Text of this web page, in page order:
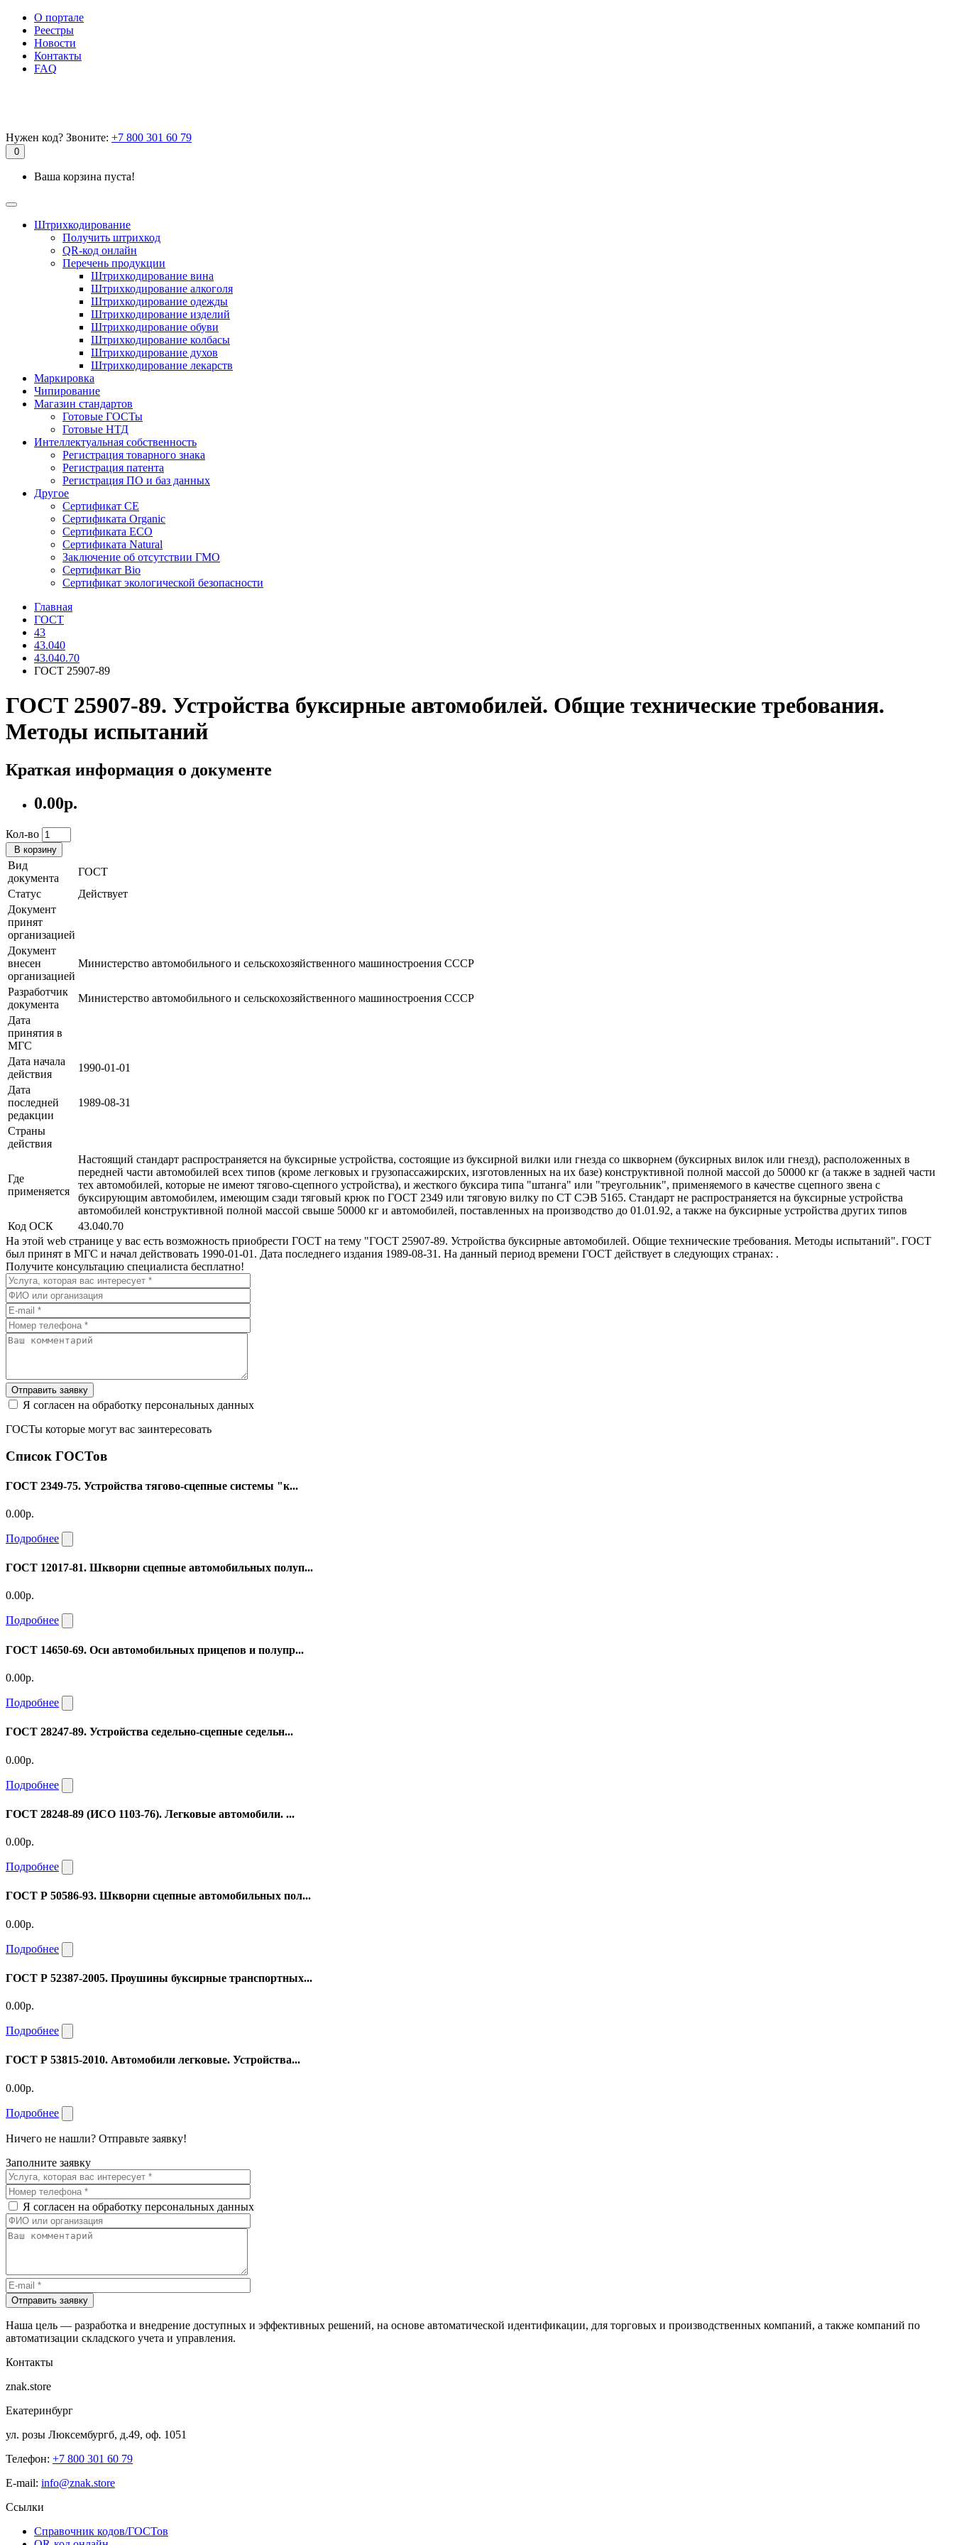
О портале
Реестры
Новости
Контакты
FAQ
Нужен код? Звоните: +7 800 301 60 79
0
Ваша корзина пуста!
Штрихкодирование
Получить штрихкод
QR-код онлайн
Перечень продукции
Штрихкодирование вина
Штрихкодирование алкоголя
Штрихкодирование одежды
Штрихкодирование изделий
Штрихкодирование обуви
Штрихкодирование колбасы
Штрихкодирование духов
Штрихкодирование лекарств
Маркировка
Чипирование
Магазин стандартов
Готовые ГОСТы
Готовые НТД
Интеллектуальная собственность
Регистрация товарного знака
Регистрация патента
Регистрация ПО и баз данных
Другое
Сертификат СЕ
Сертификата Organic
Сертификата ECO
Сертификата Natural
Заключение об отсутствии ГМО
Сертификат Bio
Сертификат экологической безопасности
Главная
ГОСТ
43
43.040
43.040.70
ГОСТ 25907-89
ГОСТ 25907-89. Устройства буксирные автомобилей. Общие технические требования.
Методы испытаний
Краткая информация о документе
0.00р.
Кол-во
В корзину
Вид
документа
ГОСТ
Статус
Действует
Документ
принят
организацией
Документ
внесен
организацией
Министерство автомобильного и сельскохозяйственного машиностроения СССР
Разработчик
документа
Министерство автомобильного и сельскохозяйственного машиностроения СССР
Дата
принятия в
МГС
Дата начала
действия
1990-01-01
Дата
последней
редакции
1989-08-31
Страны
действия
Где
применяется
Настоящий стандарт распространяется на буксирные устройства, состоящие из буксирной вилки или гнезда со шкворнем (буксирных вилок или гнезд), расположенных в
передней части автомобилей всех типов (кроме легковых и грузопассажирских, изготовленных на их базе) конструктивной полной массой до 50000 кг (а также в задней части
тех автомобилей, которые не имеют тягово-сцепного устройства), и жесткого буксира типа "штанга" или "треугольник", применяемого в качестве сцепного звена с
буксирующим автомобилем, имеющим сзади тяговый крюк по ГОСТ 2349 или тяговую вилку по СТ СЭВ 5165. Стандарт не распространяется на буксирные устройства
автомобилей конструктивной полной массой свыше 50000 кг и автомобилей, поставленных на производство до 01.01.92, а также на буксирные устройства других типов
Код ОСК
43.040.70
На этой web странице у вас есть возможность приобрести ГОСТ на тему "ГОСТ 25907-89. Устройства буксирные автомобилей. Общие технические требования. Методы испытаний". ГОСТ
был принят в МГС и начал действовать 1990-01-01. Дата последнего издания 1989-08-31. На данный период времени ГОСТ действует в следующих странах: .
Получите консультацию специалиста бесплатно!
Отправить заявку
Я согласен на обработку персональных данных
ГОСТы которые могут вас заинтересовать
Список ГОСТов
ГОСТ 2349-75. Устройства тягово-сцепные системы "к...
0.00р.
Подробнее
ГОСТ 12017-81. Шкворни сцепные автомобильных полуп...
0.00р.
Подробнее
ГОСТ 14650-69. Оси автомобильных прицепов и полупр...
0.00р.
Подробнее
ГОСТ 28247-89. Устройства седельно-сцепные седельн...
0.00р.
Подробнее
ГОСТ 28248-89 (ИСО 1103-76). Легковые автомобили. ...
0.00р.
Подробнее
ГОСТ Р 50586-93. Шкворни сцепные автомобильных пол...
0.00р.
Подробнее
ГОСТ Р 52387-2005. Проушины буксирные транспортных...
0.00р.
Подробнее
ГОСТ Р 53815-2010. Автомобили легковые. Устройства...
0.00р.
Подробнее
Ничего не нашли? Отправьте заявку!
Заполните заявку
Я согласен на обработку персональных данных
Отправить заявку
Наша цель — разработка и внедрение доступных и эффективных решений, на основе автоматической идентификации, для торговых и производственных компаний, а также компаний по
автоматизации складского учета и управления.
Контакты
znak.store
Екатеринбург
ул. розы Люксембургб, д.49, оф. 1051
Телефон: +7 800 301 60 79
E-mail: info@znak.store
Ссылки
Справочник кодов/ГОСТов